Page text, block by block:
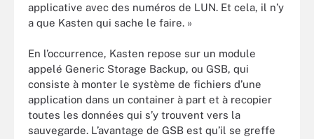
applicative avec des numéros de LUN. Et cela, il n’y
a que Kasten qui sache le faire. »
En l’occurrence, Kasten repose sur un module
appelé Generic Storage Backup, ou GSB, qui
consiste à monter le système de fichiers d’une
application dans un container à part et à recopier
toutes les données qui s’y trouvent vers la
sauvegarde. L’avantage de GSB est qu’il se greffe